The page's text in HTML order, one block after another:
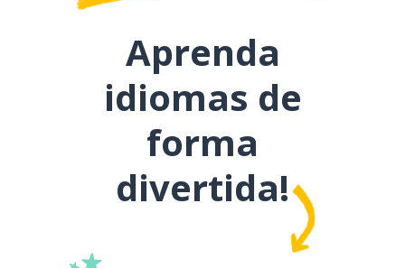
Aprenda
idiomas de
forma
divertida!